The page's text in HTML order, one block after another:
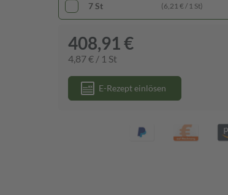
7 St (6,21 € / 1 St)
408,91 €
4,87 € / 1 St
E-Rezept einlösen